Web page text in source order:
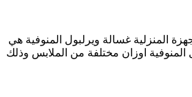
المنزلية غسالة ويرلبول المنوفية هي
اوزان مختلفة من الملابس وذلك